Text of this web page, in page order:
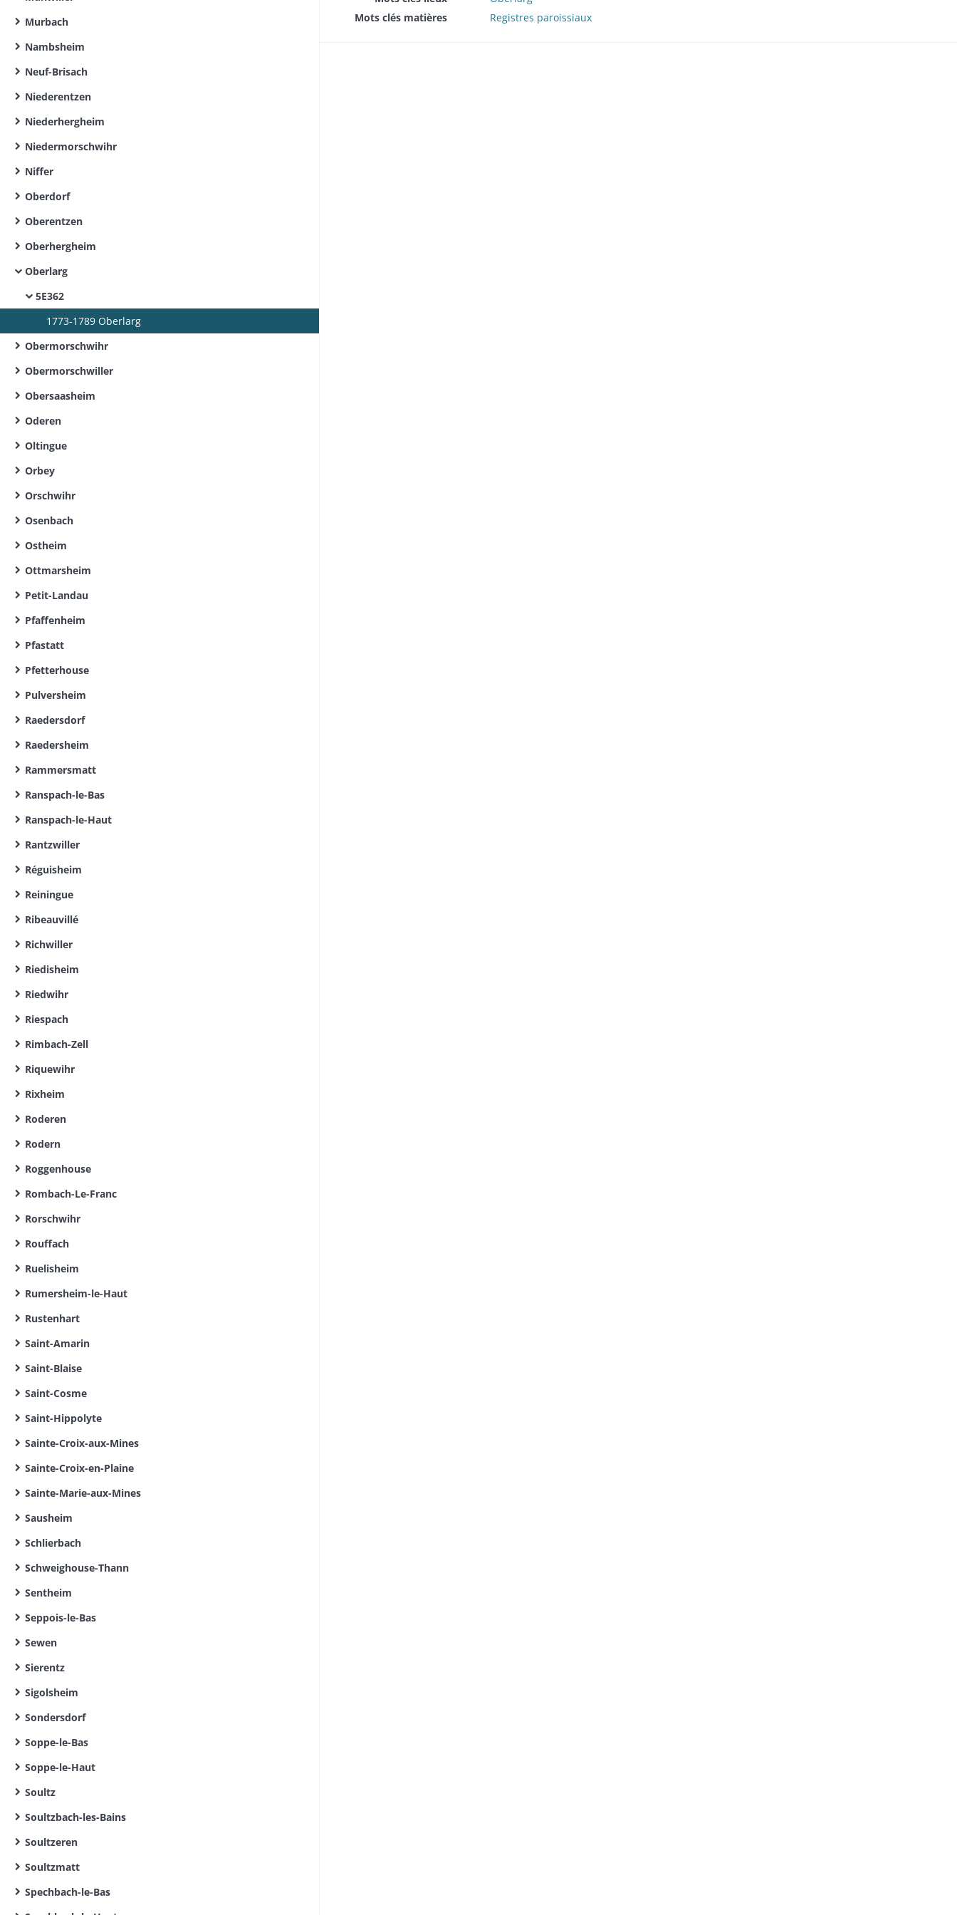
Murbach
Nambsheim
Neuf-Brisach
Niederentzen
Niederhergheim
Niedermorschwihr
Niffer
Oberdorf
Oberentzen
Oberhergheim
Oberlarg
5E362
1773-1789 Oberlarg
Obermorschwihr
Obermorschwiller
Obersaasheim
Oderen
Oltingue
Orbey
Orschwihr
Osenbach
Ostheim
Ottmarsheim
Petit-Landau
Pfaffenheim
Pfastatt
Pfetterhouse
Pulversheim
Raedersdorf
Raedersheim
Rammersmatt
Ranspach-le-Bas
Ranspach-le-Haut
Rantzwiller
Réguisheim
Reiningue
Ribeauvillé
Richwiller
Riedisheim
Riedwihr
Riespach
Rimbach-Zell
Riquewihr
Rixheim
Roderen
Rodern
Roggenhouse
Rombach-Le-Franc
Rorschwihr
Rouffach
Ruelisheim
Rumersheim-le-Haut
Rustenhart
Saint-Amarin
Saint-Blaise
Saint-Cosme
Saint-Hippolyte
Sainte-Croix-aux-Mines
Sainte-Croix-en-Plaine
Sainte-Marie-aux-Mines
Sausheim
Schlierbach
Schweighouse-Thann
Sentheim
Seppois-le-Bas
Sewen
Sierentz
Sigolsheim
Sondersdorf
Soppe-le-Bas
Soppe-le-Haut
Soultz
Soultzbach-les-Bains
Soultzeren
Soultzmatt
Spechbach-le-Bas
Mots clés matières
Registres paroissiaux